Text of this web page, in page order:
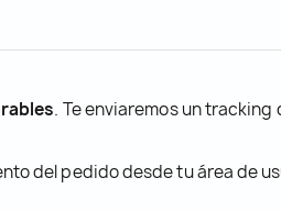
. Te enviaremos un
del pedido desde tu área de